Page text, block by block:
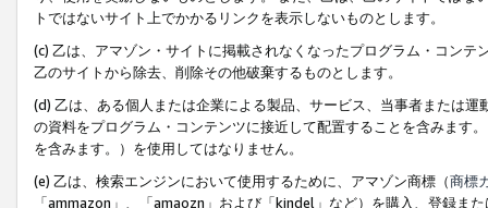
トではないサイト上でかかるリンクを表示しないものとします。
(c) 乙は、アマゾン・サイトに掲載されなくなったプログラム・コン
乙のサイトから除去、削除その他破棄するものとします。
(d) 乙は、ある個人または企業による製品、サービス、当事者または
の資料をプログラム・コンテンツに接近して配置することを含みます
を含みます。）を使用してはなりません。
(e) 乙は、検索エンジンにおいて使用するために、アマゾン商標（商標
「ammazon」、「amaozn」および「kindel」など）を購入、登録ま